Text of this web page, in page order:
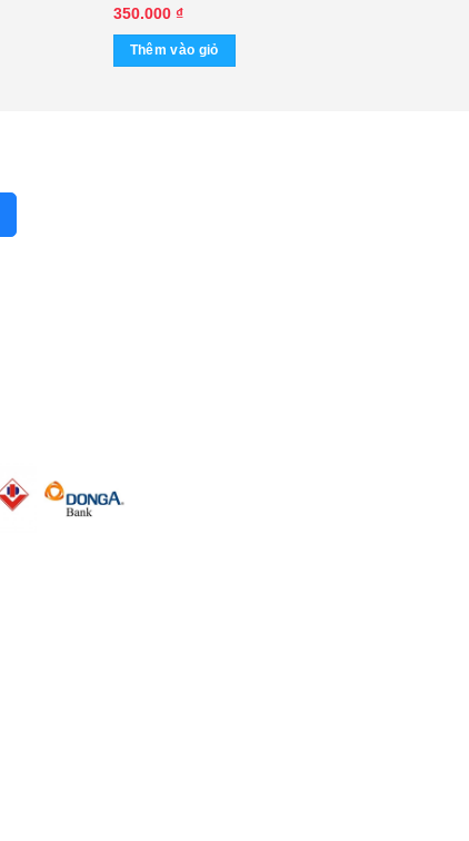
(KGTUS)
350.000 ₫
Thêm vào giỏ